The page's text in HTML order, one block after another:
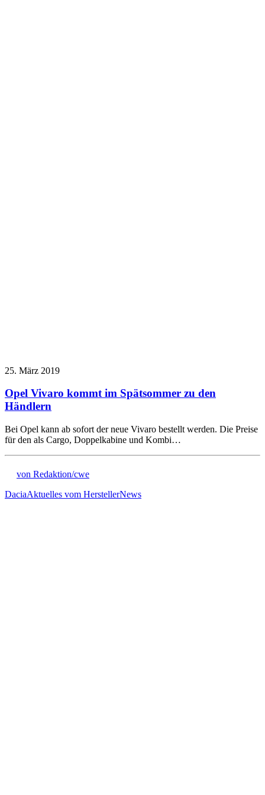
25. März 2019
Opel Vivaro kommt im Spätsommer zu den
Händlern
Bei Opel kann ab sofort der neue Vivaro bestellt werden. Die Preise
für den als Cargo, Doppelkabine und Kombi…
von Redaktion/cwe
DaciaAktuelles vom HerstellerNews